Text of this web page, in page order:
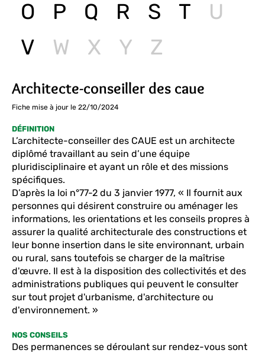
O
P Q R S T
U
V
W X Y Z
Architecte-conseiller des caue
Fiche mise à jour le 22/10/2024
DÉFINITION
L’architecte-conseiller des CAUE est un architecte
diplômé travaillant au sein d’une équipe
pluridisciplinaire et ayant un rôle et des missions
spécifiques.
D’après la loi n°77-2 du 3 janvier 1977, « Il fournit aux
personnes qui désirent construire ou aménager les
informations, les orientations et les conseils propres à
assurer la qualité architecturale des constructions et
leur bonne insertion dans le site environnant, urbain
ou rural, sans toutefois se charger de la maîtrise
d'œuvre. Il est à la disposition des collectivités et des
administrations publiques qui peuvent le consulter
sur tout projet d'urbanisme, d'architecture ou
d'environnement. »
NOS CONSEILS
Des permanences se déroulant sur rendez-vous sont